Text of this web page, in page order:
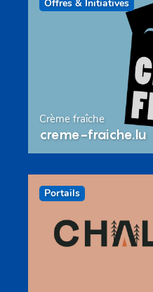
Offres & Initiatives
Crème fraîche
creme-fraiche.lu
Portails